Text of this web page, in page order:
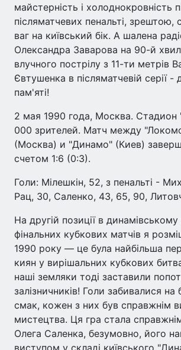
майстерність і холоднокровність
післяматчевих пенальті, зрештою,
ваг на київський бік. А шалена
Олександра Заварова на 90-й
влучного пострілу з 11-ти метрів
Євтушенка в післяматчевій серії -
пам'яті!
2 мая 1990 года, Москва. Стадион
000 зрителей. Матч между
(Москва) и "Динамо" (Киев)
счетом 1:6 (0:3).
Голи: Мілешкін, 52, з пенальті -
Рац, 30, Саленко, 43, 65, 90,
На другій позиції в динамівському
фінальних кубкових матчів я
1990 року — це була найбільша
киян у вирішальних кубкових
наші земляки тоді заставили
залізничників! Голи забивалися на
смак, кожен з них був справжнім
мистецтва. Ця гра стала
Олега Саленка, безумовно, його
виступом у складі київського